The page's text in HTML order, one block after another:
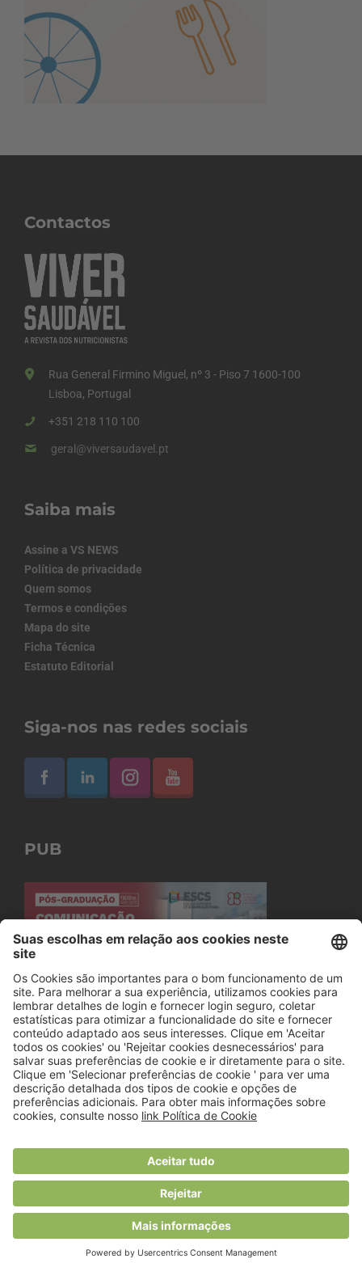
Contactos
Rua General Firmino Miguel, nº 3 - Piso 7 1600-100
Lisboa, Portugal
+351 218 110 100
geral@viversaudavel.pt
Saiba mais
Assine a VS NEWS
Política de privacidade
Quem somos
Termos e condições
Mapa do site
Ficha Técnica
Estatuto Editorial
Siga-nos nas redes sociais
PUB
© 2018 Viver Saudável
O portal dos profissionais de nutrição
Created byRHP Consulting